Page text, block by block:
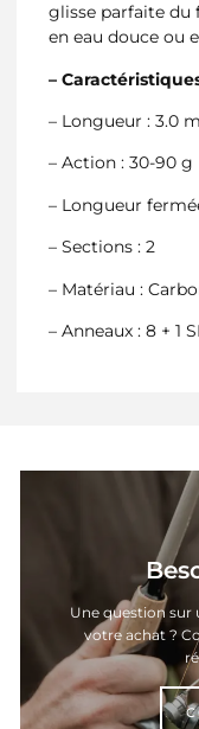
glisse parfaite du
en eau douce ou
–
– Longueur : 3.0 m
– Action : 30-90 g
– Longueur
– Sections : 2
– Matériau :
– Anneaux : 8 + 1
Une question sur
votre achat ?